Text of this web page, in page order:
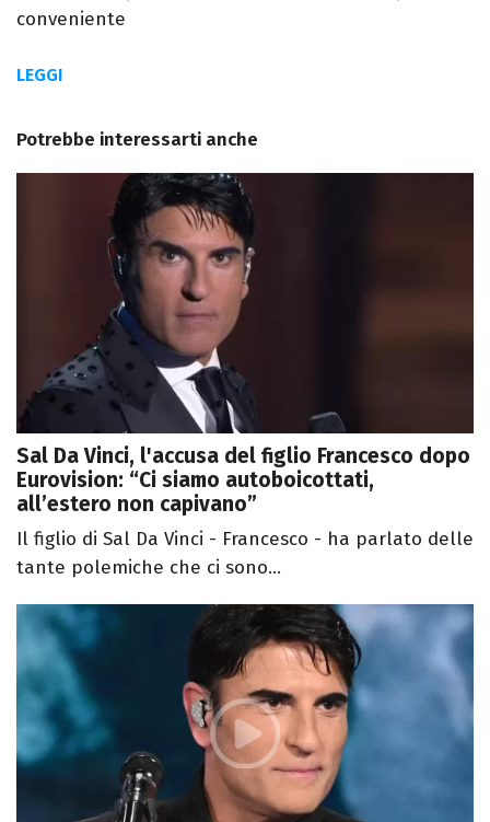
conveniente
LEGGI
Potrebbe interessarti anche
Sal Da Vinci, l'accusa del figlio Francesco dopo
Eurovision: “Ci siamo autoboicottati,
all’estero non capivano”
Il figlio di Sal Da Vinci - Francesco - ha parlato delle
tante polemiche che ci sono...